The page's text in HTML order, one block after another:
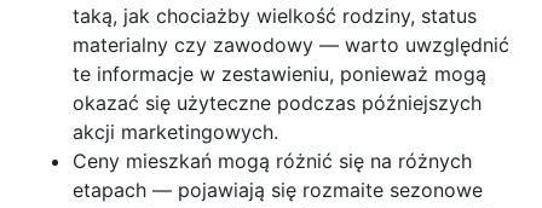
taką, jak chociażby wielkość rodziny, status
materialny czy zawodowy — warto uwzględnić
te informacje w zestawieniu, ponieważ mogą
okazać się użyteczne podczas późniejszych
akcji marketingowych.
Ceny mieszkań mogą różnić się na różnych
etapach — pojawiają się rozmaite sezonowe